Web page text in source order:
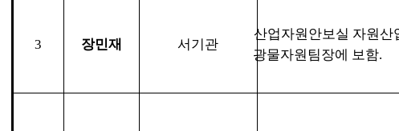
3 장민재 서기관
산업자원안보실 자원산
광물자원팀장에 보함.